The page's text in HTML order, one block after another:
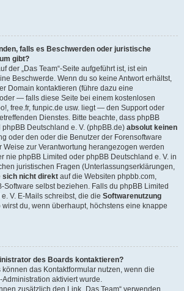
falls es Beschwerden oder juristische
gibt?
der „Das Team“-Seite aufgeführt ist, ist ein
Beschwerde. Wenn du so keine Antwort erhältst,
Domain kontaktieren (führe dazu eine
— falls diese Seite bei einem kostenlosen
free.fr, funpic.de usw. liegt — den Support oder
Dienstes. Bitte beachte, dass phpBB
Deutschland e. V. (phpBB.de) absolut keinen
oder den oder die Benutzer der Forensoftware
Weise zur Verantwortung herangezogen werden
nie phpBB Limited oder phpBB Deutschland e. V. in
juristischen Fragen (Unterlassungserklärungen,
sich nicht direkt auf die Websiten phpbb.com,
Software selbst beziehen. Falls du phpBB Limited
V. E-Mails schreibst, die die Softwarenutzung
wirst du, wenn überhaupt, höchstens eine knappe
des Boards kontaktieren?
das Kontaktformular nutzen, wenn die
aktiviert wurde.
zusätzlich den Link „Das Team“ verwenden.